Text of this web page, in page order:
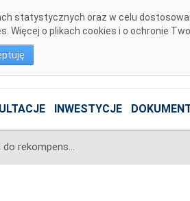
statystycznych oraz w celu
o plikach cookies i o ochronie
INWESTYCJE
Komunikat dotyczący prawa do rekompensaty za redysponowanie nierynkowe instalacji wiatrowych w dniach 16, 17 i 18 marca 2025 r.